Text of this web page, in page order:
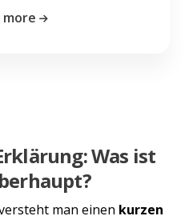
more
Was ist
man einen kurzen